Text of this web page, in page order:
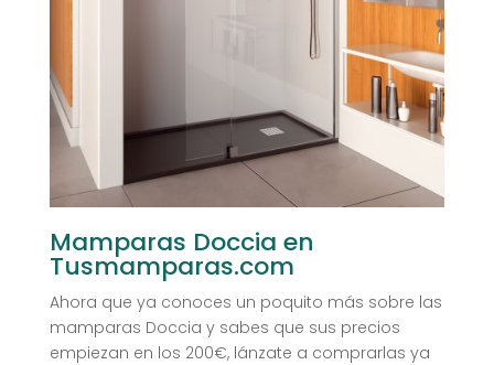
Mamparas Doccia en
Tusmamparas.com
Ahora que ya conoces un poquito más sobre las
mamparas Doccia y sabes que sus precios
empiezan en los 200€, lánzate a comprarlas ya